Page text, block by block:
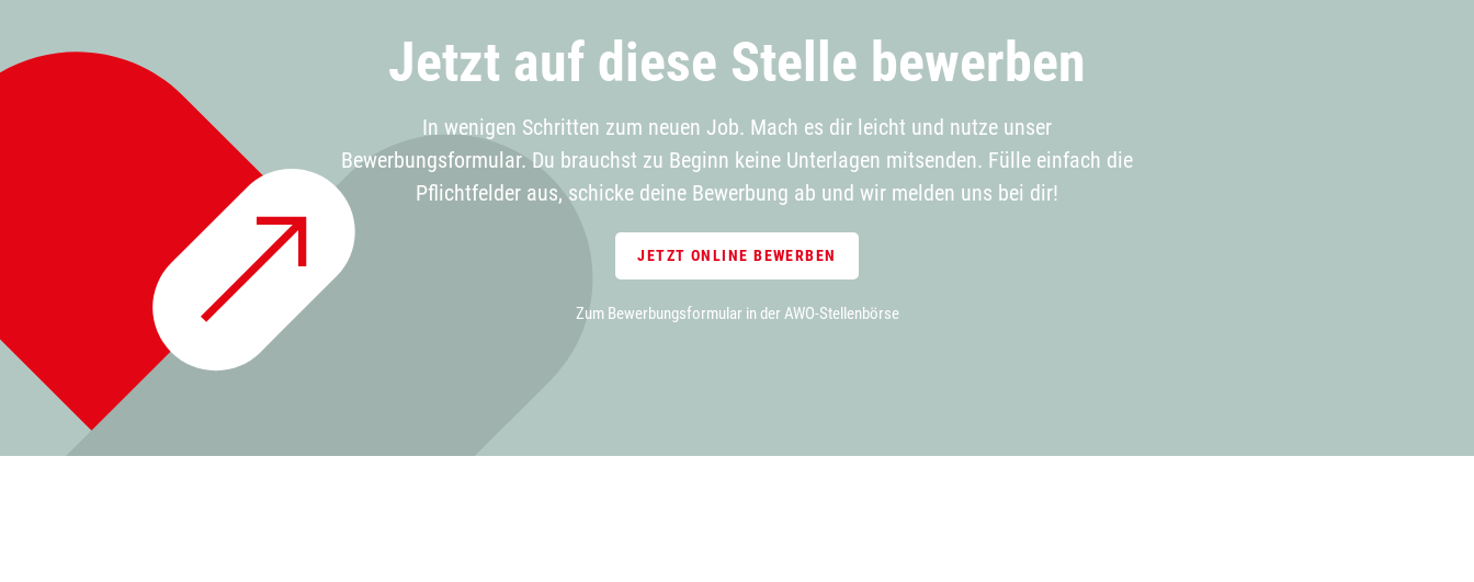
Jetzt auf diese Stelle bewerben
In wenigen Schritten zum neuen Job. Mach es dir leicht und nutze unser
Bewerbungsformular. Du brauchst zu Beginn keine Unterlagen mitsenden. Fülle einfach die
Pflichtfelder aus, schicke deine Bewerbung ab und wir melden uns bei dir!
JETZT ONLINE BEWERBEN
Zum Bewerbungsformular in der AWO-Stellenbörse